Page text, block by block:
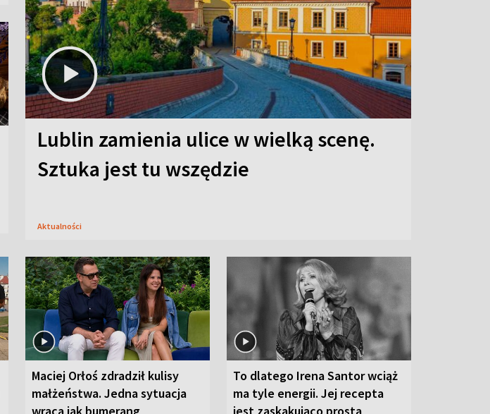
Lublin zamienia ulice w wielką scenę.
Sztuka jest tu wszędzie
Aktualności
Maciej Orłoś zdradził kulisy
małżeństwa. Jedna sytuacja
To dlatego Irena Santor wciąż
ma tyle energii. Jej recepta